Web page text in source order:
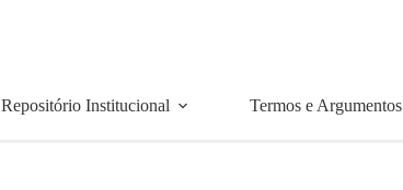
Repositório Institucional Termos e Argumentos